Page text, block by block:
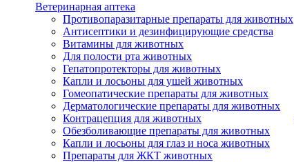
Ветеринарная аптека
Противопаразитарные препараты для животных
Антисептики и дезинфицирующие средства
Витамины для животных
Для полости рта животных
Гепатопротекторы для животных
Капли и лосьоны для ушей животных
Гомеопатические препараты для животных
Дерматологические препараты для животных
Контрацепция для животных
Обезболивающие препараты для животных
Капли и лосьоны для глаз и носа животных
Препараты для ЖКТ животных